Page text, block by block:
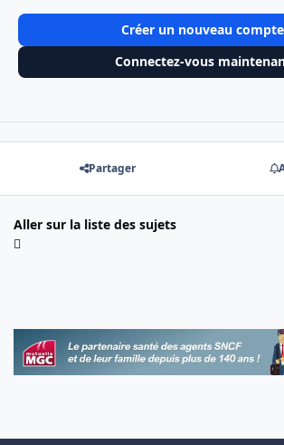
Créer un nouveau compte
Connectez-vous
Partager
Aller sur la liste des sujets